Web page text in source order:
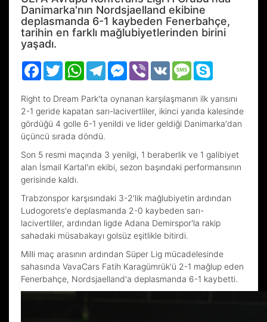
Danimarka'nın Nordsjaelland ekibine
deplasmanda 6-1 kaybeden Fenerbahçe,
tarihin en farklı mağlubiyetlerinden birini
yaşadı.
Facebook
TwitterWhatsAppTelegramMessenger
Viber VK Message
Right to Dream Park'ta oynanan karşılaşmanın ilk yarısını
2-1 geride kapatan sarı-lacivertliler, ikinci yarıda kalesinde
gördüğü 4 golle 6-1 yenildi ve lider geldiği Danimarka'dan
üçüncü sırada döndü.
Son 5 resmi maçında 3 yenilgi, 1 beraberlik ve 1 galibiyet
alan İsmail Kartal'ın ekibi, sezon başındaki performansının
gerisinde kaldı.
Trabzonspor karşısındaki 3-2'lik mağlubiyetin ardından
Ludogorets'e deplasmanda 2-0 kaybeden sarı-
lacivertliler, ardından ligde Adana Demirspor'la rakip
sahadaki müsabakayı golsüz eşitlikle bitirdi.
Milli maç arasının ardından Süper Lig mücadelesinde
sahasında VavaCars Fatih Karagümrük'ü 2-1 mağlup eden
Fenerbahçe, Nordsjaelland'a deplasmanda 6-1 kaybetti.